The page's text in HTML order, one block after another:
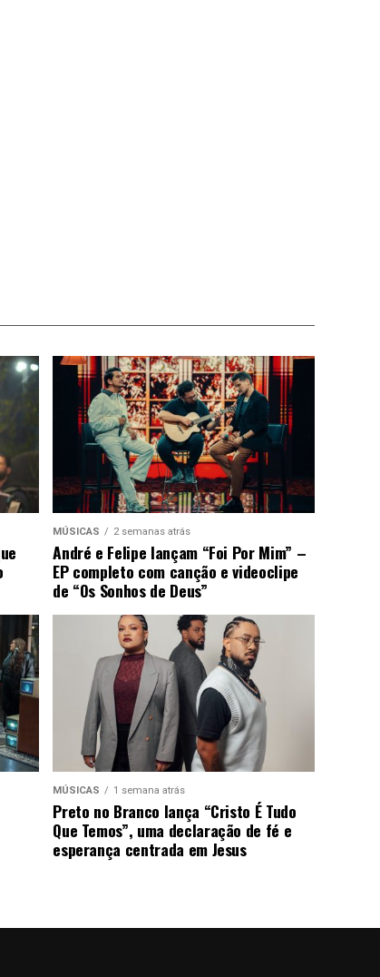
MÚSICAS 2 semanas atrás
André e Felipe lançam “Foi Por Mim” –
EP completo com canção e videoclipe
de “Os Sonhos de Deus”
MÚSICAS 1 semana atrás
Preto no Branco lança “Cristo É Tudo
Que Temos”, uma declaração de fé e
esperança centrada em Jesus